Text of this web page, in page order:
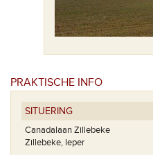
PRAKTISCHE INFO
SITUERING
Canadalaan Zillebeke
Zillebeke, Ieper